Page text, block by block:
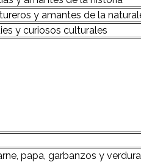
y amantes de la
y curiosos culturales
papa, garbanzos y